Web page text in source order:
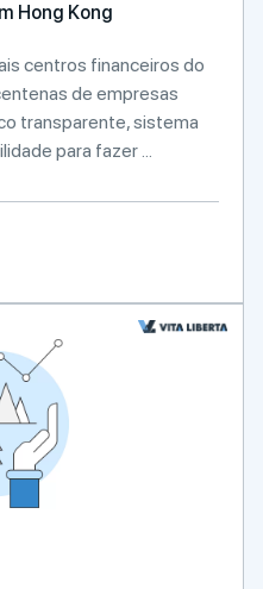
Hong Kong
centros financeiros do
de empresas
transparente, sistema
para fazer ...